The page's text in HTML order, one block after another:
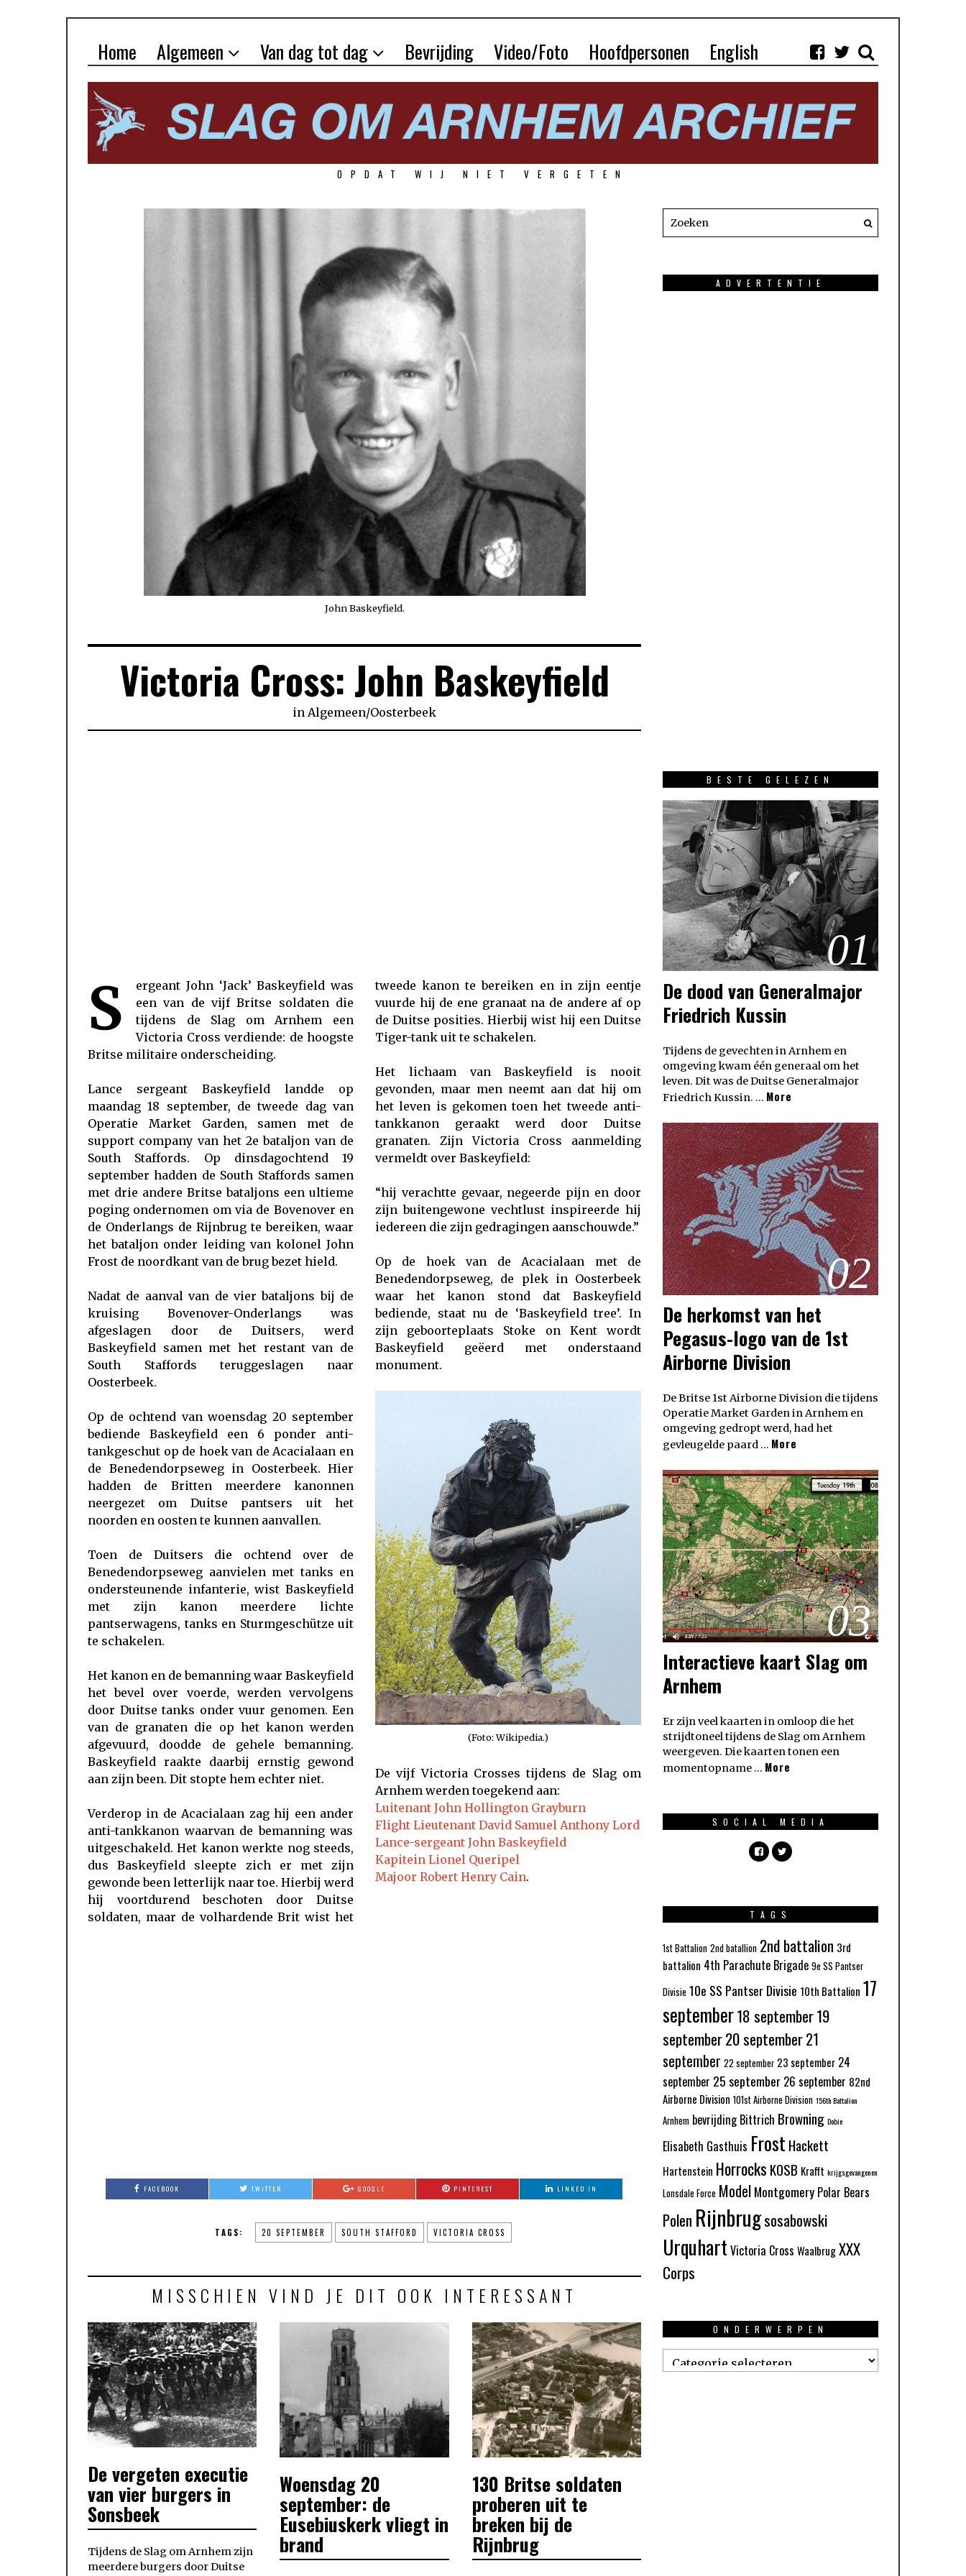
Home Algemeen Van dag tot dag Bevrijding Video/Foto Hoofdpersonen English
OPDAT WIJ NIET VERGETEN
John Baskeyfield.
Victoria Cross: John Baskeyfield
in Algemeen/Oosterbeek
S
ergeant John ‘Jack’ Baskeyfield was
een van de vijf Britse soldaten die
tijdens de Slag om Arnhem een
Victoria Cross verdiende: de hoogste
Britse militaire onderscheiding.
Lance sergeant Baskeyfield landde op
maandag 18 september, de tweede dag van
Operatie Market Garden, samen met de
support company van het 2e bataljon van de
South Staffords. Op dinsdagochtend 19
september hadden de South Staffords samen
met drie andere Britse bataljons een ultieme
poging ondernomen om via de Bovenover en
de Onderlangs de Rijnbrug te bereiken, waar
het bataljon onder leiding van kolonel John
Frost de noordkant van de brug bezet hield.
Nadat de aanval van de vier bataljons bij de
kruising Bovenover-Onderlangs was
afgeslagen door de Duitsers, werd
Baskeyfield samen met het restant van de
South Staffords teruggeslagen naar
Oosterbeek.
Op de ochtend van woensdag 20 september
bediende Baskeyfield een 6 ponder anti-
tankgeschut op de hoek van de Acacialaan en
de Benedendorpseweg in Oosterbeek. Hier
hadden de Britten meerdere kanonnen
neergezet om Duitse pantsers uit het
noorden en oosten te kunnen aanvallen.
Toen de Duitsers die ochtend over de
Benedendorpseweg aanvielen met tanks en
ondersteunende infanterie, wist Baskeyfield
met zijn kanon meerdere lichte
pantserwagens, tanks en Sturmgeschütze uit
te schakelen.
Het kanon en de bemanning waar Baskeyfield
het bevel over voerde, werden vervolgens
door Duitse tanks onder vuur genomen. Een
van de granaten die op het kanon werden
afgevuurd, doodde de gehele bemanning.
Baskeyfield raakte daarbij ernstig gewond
aan zijn been. Dit stopte hem echter niet.
Verderop in de Acacialaan zag hij een ander
anti-tankkanon waarvan de bemanning was
uitgeschakeld. Het kanon werkte nog steeds,
dus Baskeyfield sleepte zich er met zijn
gewonde been letterlijk naar toe. Hierbij werd
hij voortdurend beschoten door Duitse
soldaten, maar de volhardende Brit wist het
tweede kanon te bereiken en in zijn eentje
vuurde hij de ene granaat na de andere af op
de Duitse posities. Hierbij wist hij een Duitse
Tiger-tank uit te schakelen.
Het lichaam van Baskeyfield is nooit
gevonden, maar men neemt aan dat hij om
het leven is gekomen toen het tweede anti-
tankkanon geraakt werd door Duitse
granaten. Zijn Victoria Cross aanmelding
vermeldt over Baskeyfield:
“hij verachtte gevaar, negeerde pijn en door
zijn buitengewone vechtlust inspireerde hij
iedereen die zijn gedragingen aanschouwde.”
Op de hoek van de Acacialaan met de
Benedendorpseweg, de plek in Oosterbeek
waar het kanon stond dat Baskeyfield
bediende, staat nu de ‘Baskeyfield tree’. In
zijn geboorteplaats Stoke on Kent wordt
Baskeyfield geëerd met onderstaand
monument.
(Foto: Wikipedia.)
De vijf Victoria Crosses tijdens de Slag om
Arnhem werden toegekend aan:
Luitenant John Hollington Grayburn
Flight Lieutenant David Samuel Anthony Lord
Lance-sergeant John Baskeyfield
Kapitein Lionel Queripel
Majoor Robert Henry Cain.
FACEBOOK TWITTER GOOGLE PINTEREST LINKED IN
TAGS: 20 SEPTEMBER SOUTH STAFFORD VICTORIA CROSS
MISSCHIEN VIND JE DIT OOK INTERESSANT
POSTED
ON
De vergeten executie
van vier burgers in
Sonsbeek
Tijdens de Slag om Arnhem zijn
meerdere burgers door Duitse
POSTED
ON
Woensdag 20
september: de
Eusebiuskerk vliegt in
brand
POSTED
ON
130 Britse soldaten
proberen uit te
breken bij de
Rijnbrug
ADVERTENTIE
BESTE GELEZEN
01
De dood van Generalmajor
Friedrich Kussin
Tijdens de gevechten in Arnhem en
omgeving kwam één generaal om het
leven. Dit was de Duitse Generalmajor
Friedrich Kussin. … More
02
De herkomst van het
Pegasus-logo van de 1st
Airborne Division
De Britse 1st Airborne Division die tijdens
Operatie Market Garden in Arnhem en
omgeving gedropt werd, had het
gevleugelde paard … More
03
Interactieve kaart Slag om
Arnhem
Er zijn veel kaarten in omloop die het
strijdtoneel tijdens de Slag om Arnhem
weergeven. Die kaarten tonen een
momentopname … More
SOCIAL MEDIA
TAGS
1st Battalion 2nd batallion 2nd battalion 3rd
battalion 4th Parachute Brigade 9e SS Pantser
Divisie 10e SS Pantser Divisie 10th Battalion 17
september18 september19
september20 september21
september 22 september 23 september 24
september 25 september 26 september 82nd
Airborne Division 101st Airborne Division 156th Battalion
Arnhem bevrijding Bittrich Browning Dobie
Elisabeth Gasthuis Frost Hackett
Hartenstein Horrocks KOSB Krafft krijgsgevangenen
Lonsdale Force ModelMontgomery Polar Bears
Polen Rijnbrugsosabowski
Urquhart Victoria Cross WaalbrugXXX
Corps
ONDERWERPEN
Onderwerpen